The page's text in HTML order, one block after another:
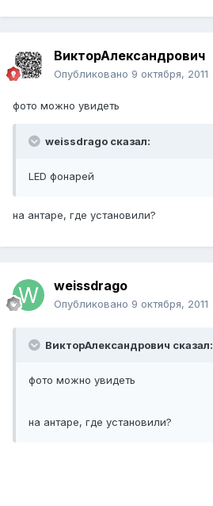
ВикторАлександрович
Опубликовано 9 октября, 2011
фото можно увидеть
weissdrago сказал:
LED фонарей
на антаре, где установили?
weissdrago
Опубликовано 9 октября, 2011
ВикторАлександрович сказал:
фото можно увидеть
на антаре, где установили?